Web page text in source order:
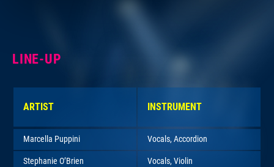
LINE-UP
ARTIST INSTRUMENT
Marcella Puppini Vocals, Accordion
Stephanie O’Brien Vocals, Violin